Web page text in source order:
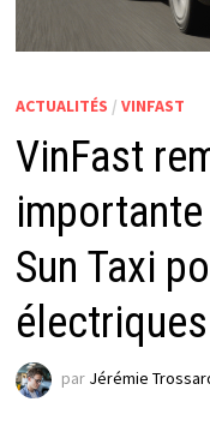
ACTUALITÉS / VINFAST
VinFast
Sun Taxi
électriques
par Jérémie